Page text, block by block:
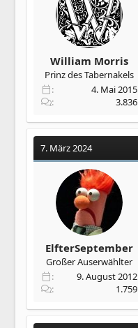
William Morris
Prinz des Tabernakels
4. Mai 2015
3.836
7. März 2024
ElfterSeptember
Großer Auserwählter
9. August 2012
1.759